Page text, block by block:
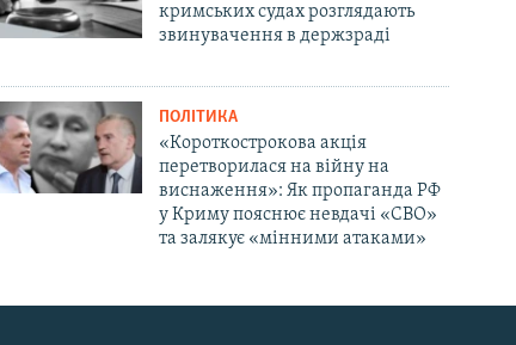
кримських судах розглядають
звинувачення в держзраді
ПОЛІТИКА
«Короткострокова акція
перетворилася на війну на
виснаження»: Як пропаганда РФ
у Криму пояснює невдачі «СВО»
та залякує «мінними атаками»